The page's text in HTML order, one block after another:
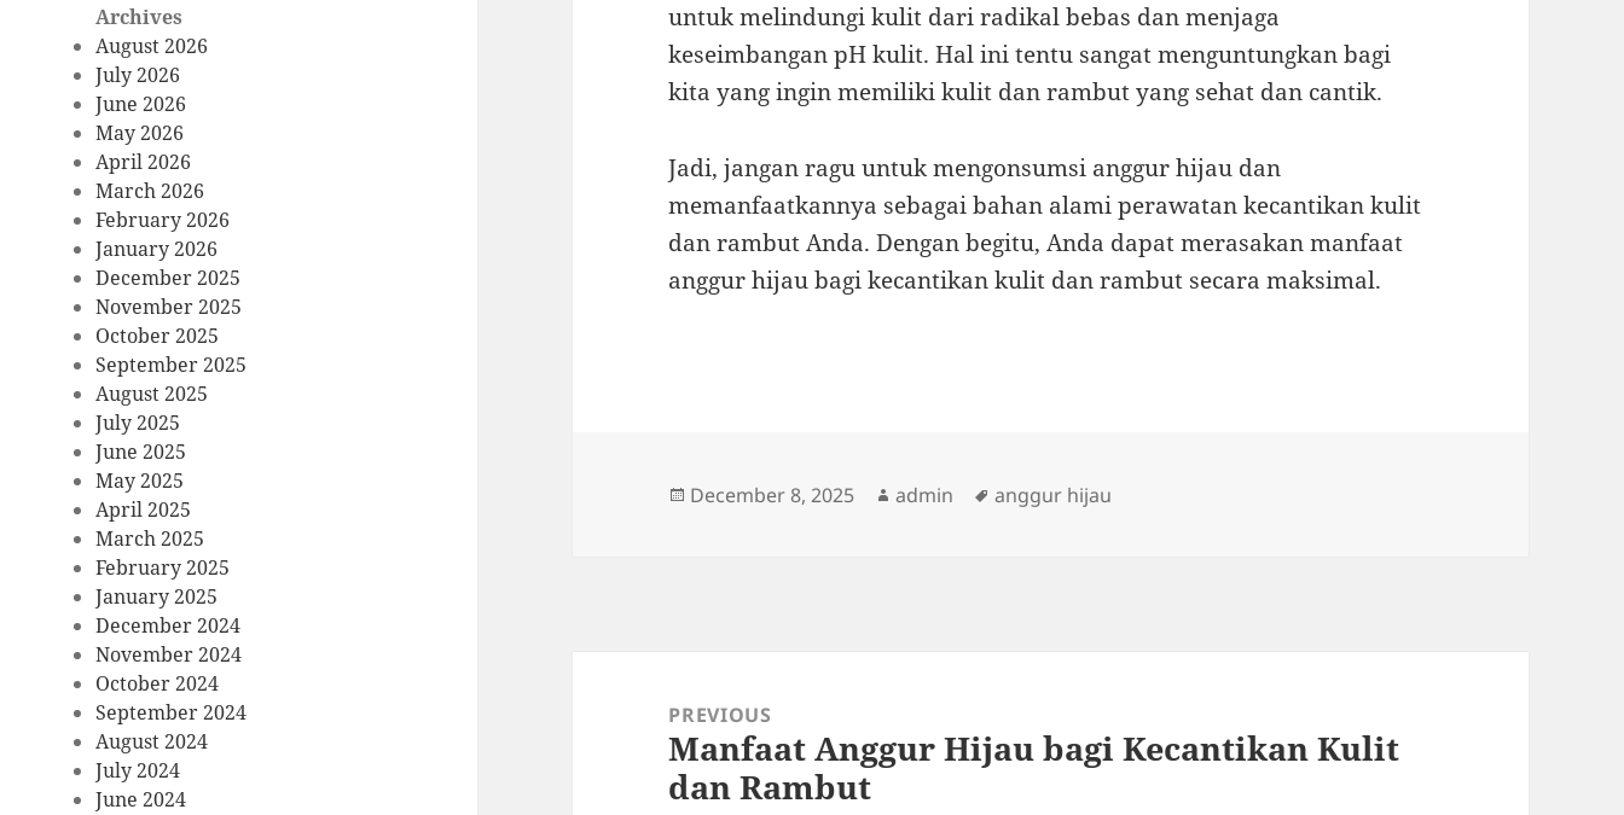
Archives
August 2026
July 2026
June 2026
May 2026
April 2026
March 2026
February 2026
January 2026
December 2025
November 2025
October 2025
September 2025
August 2025
July 2025
June 2025
May 2025
April 2025
March 2025
February 2025
January 2025
December 2024
November 2024
October 2024
September 2024
August 2024
July 2024
June 2024
untuk melindungi kulit dari radikal bebas dan menjaga
keseimbangan pH kulit. Hal ini tentu sangat menguntungkan bagi
kita yang ingin memiliki kulit dan rambut yang sehat dan cantik.
Jadi, jangan ragu untuk mengonsumsi anggur hijau dan
memanfaatkannya sebagai bahan alami perawatan kecantikan kulit
dan rambut Anda. Dengan begitu, Anda dapat merasakan manfaat
anggur hijau bagi kecantikan kulit dan rambut secara maksimal.
Posted
December 8, 2025 Author
admin Tags
anggur hijau
navigationPREVIOUS
Previous
post:
Manfaat Anggur Hijau bagi Kecantikan Kulit
dan Rambut